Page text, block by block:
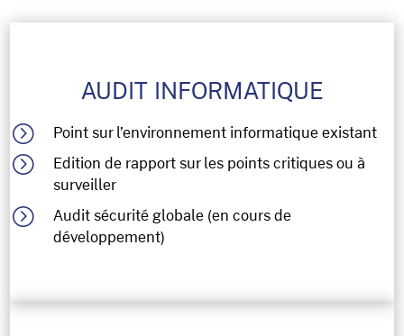
AUDIT INFORMATIQUE
= Point sur l’environnement informatique existant
=
Edition de rapport sur les points critiques ou à
surveiller
=
Audit sécurité globale (en cours de
développement)